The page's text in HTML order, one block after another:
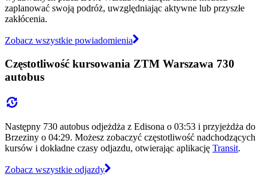
zaplanować swoją podróż, uwzględniając aktywne lub przyszłe
zakłócenia.
Zobacz wszystkie powiadomienia
Częstotliwość kursowania ZTM Warszawa 730
autobus
Następny 730 autobus odjeżdża z Edisona o 03:53 i przyjeżdża do
Brzeziny o 04:29. Możesz zobaczyć częstotliwość nadchodzących
kursów i dokładne czasy odjazdu, otwierając aplikację Transit.
Zobacz wszystkie odjazdy